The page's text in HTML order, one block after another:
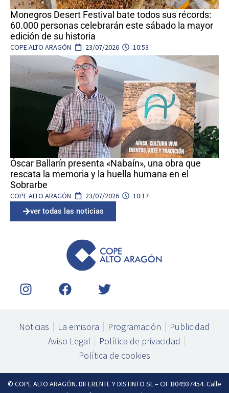
Monegros Desert Festival bate todos sus récords:
60.000 personas celebrarán este sábado la mayor
edición de su historia
COPE ALTO ARAGÓN 23/07/2026 10:53
Óscar Ballarín presenta «Nabaín», una obra que
rescata la memoria y la huella humana en el
Sobrarbe
COPE ALTO ARAGÓN 23/07/2026
10:17
ver todas las noticias
I
n
a
a
m
F
a
b
o
k
T
w
t
t
e
r
Noticias La emisora Programación
Publicidad
Aviso Legal
Política de privacidad
Política de cookies
© COPE ALTO ARAGÓN. DIFERENTE Y DISTINTO SL – CIF B04937454. Calle